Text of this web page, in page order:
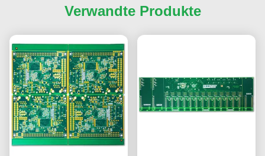
Verwandte Produkte